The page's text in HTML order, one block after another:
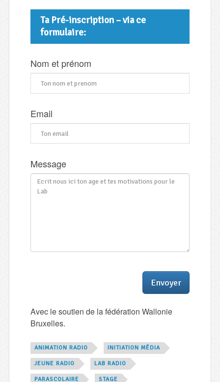
Ta Pré-inscription – via ce
formulaire:
Nom et prénom
Email
Message
Envoyer
Avec le soutien de la fédération Wallonie
Bruxelles.
Étiqueté
avec
ANIMATION RADIO INITIATION MÉDIA
JEUNE RADIO LAB RADIO
PARASCOLAIRE STAGE